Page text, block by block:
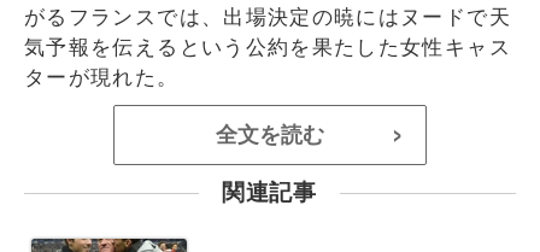
がるフランスでは、出場決定の暁にはヌードで天
気予報を伝えるという公約を果たした女性キャス
ターが現れた。
全文を読む >
関連記事